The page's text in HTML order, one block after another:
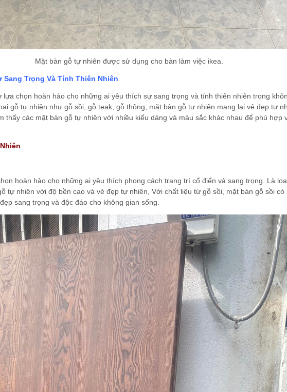
Mặt bàn gỗ tự nhiên được sử dụng cho bàn làm việc ikea.
Sang Trọng Và Tính Thiên Nhiên
lựa chọn hoàn hảo cho những ai yêu thích sự sang trọng và tính thiên nhiên trong
gỗ tự nhiên như gỗ sồi, gỗ teak, gỗ thông, mặt bàn gỗ tự nhiên mang lại vẻ đẹp tự
thấy các mặt bàn gỗ tự nhiên với nhiều kiểu dáng và màu sắc khác nhau để phù hợp
hoàn hảo cho những ai yêu thích phong cách trang trí cổ điển và sang trọng. Là
tự nhiên với độ bền cao và vẻ đẹp tự nhiên, Với chất liệu từ gỗ sồi, mặt bàn gỗ sồi có
sang trọng và độc đáo cho không gian sống.